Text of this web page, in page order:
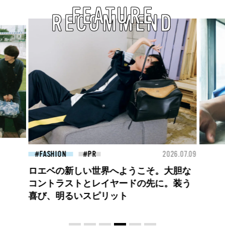
RECOMMEND
FEATURE
BEAUTY 2026.07.27
大胆不敵で、どこまでも自由。
BALLISTIK BOYZ 砂田将宏がまとう
COACHの新作フレグランス「コーチ ピ